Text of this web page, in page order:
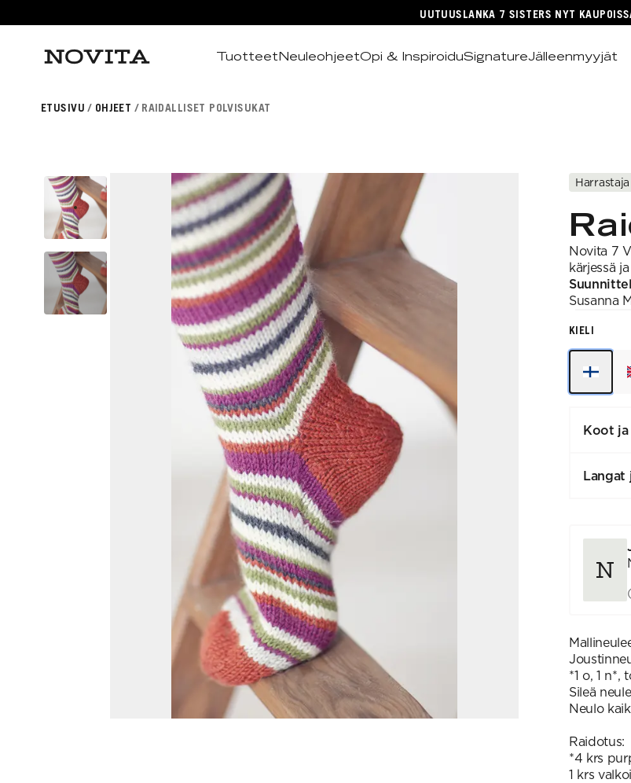
UUTUUSLANKA 7 SISTERS NYT
TuotteetNeuleohjeetOpi & InspiroiduSignatureJälleenmyyjät
ETUSIVU OHJEET RAIDALLISET POLVISUKAT
Harrastaja
Novita 7
kärjessä
Susanna
KIELI
Koot
Langat
*1 o, 1 n*,
Sileä
Neulo
Raidotus:
*4 krs
1 krs